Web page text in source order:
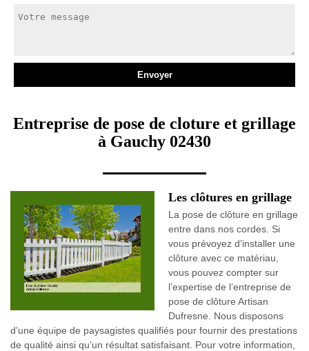
Entreprise de pose de cloture et grillage
à Gauchy 02430
Les clôtures en grillage
La pose de clôture en grillage
entre dans nos cordes. Si
vous prévoyez d’installer une
clôture avec ce matériau,
vous pouvez compter sur
l’expertise de l’entreprise de
pose de clôture Artisan
Dufresne. Nous disposons
d’une équipe de paysagistes qualifiés pour fournir des prestations
de qualité ainsi qu’un résultat satisfaisant. Pour votre information,